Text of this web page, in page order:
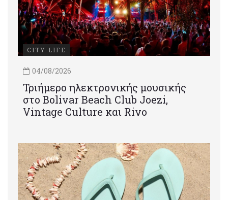
CITY LIFE
04/08/2026
Τριήμερο ηλεκτρονικής μουσικής
στο Bolivar Beach Club Joezi,
Vintage Culture και Rivo